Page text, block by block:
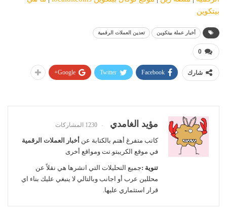
بيتكوين
أخبار عملة بيتكوين تعدين العملات الرقمية
0
شارك Facebook
Twitter
Google+
مؤيد الغامدي 1230 المشاركات
كاتب متفرغ أهتم بالكتابة عن أخبار العملات الرقمية
في موقع الكريبتو.نت ومواقع أخرى
تنوية :جميع التحليلات التي انشرها هي نقلاً عن
محللين عرب أو اجانب وبالتالي لا ينبغي عليك بناء اي
قرار استثماري عليها.